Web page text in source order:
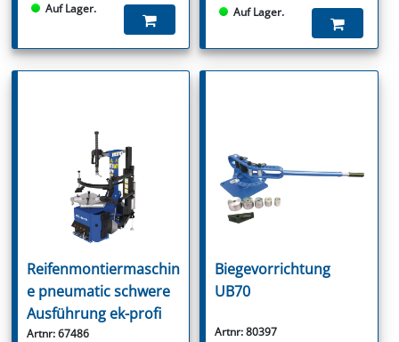
Auf Lager. Auf Lager.
Reifenmontiermaschin
e pneumatic schwere
Ausführung ek-profi
Artnr: 67486
Biegevorrichtung
UB70
Artnr: 80397